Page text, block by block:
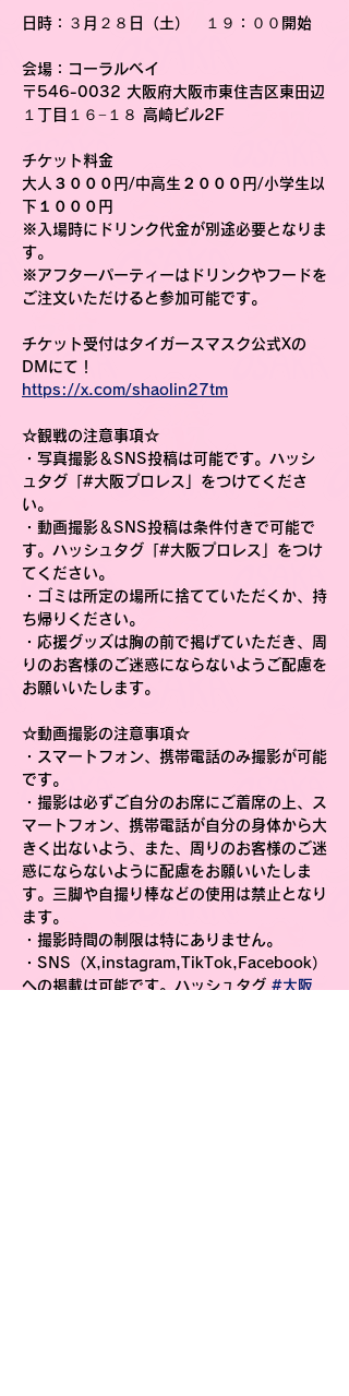
日時 ：３月２８日（土）　１９：００開始
会場 ：コーラルベイ
〒546-0032 大阪府大阪市東住吉区東田辺
１丁目１６−１８ 高崎ビル2F
チケット料金
大人３０００円/中高生２０００円/小学生以
下１０００円
※入場時にドリンク代金が別途必要となりま
す。
※アフターパーティーはドリンクやフードを
ご注文いただけると参加可能です。
チケット受付はタイガースマスク公式Xの
DMにて！
https://x.com/shaolin27tm
☆観戦の注意事項☆
・写真撮影＆SNS投稿は可能です。ハッシ
ュタグ「#大阪プロレス」をつけてくださ
い。
・動画撮影＆SNS投稿は条件付きで可能で
す。ハッシュタグ「#大阪プロレス」をつけ
てください。
・ゴミは所定の場所に捨てていただくか、持
ち帰りください。
・応援グッズは胸の前で掲げていただき、周
りのお客様のご迷惑にならないようご配慮を
お願いいたします。
☆動画撮影の注意事項☆
・スマートフォン、携帯電話のみ撮影が可能
です。
・撮影は必ずご自分のお席にご着席の上、ス
マートフォン、携帯電話が自分の身体から大
きく出ないよう、また、周りのお客様のご迷
惑にならないように配慮をお願いいたしま
す。三脚や自撮り棒などの使用は禁止となり
ます。
・撮影時間の制限は特にありません。
・SNS（X,instagram,TikTok,Facebook）
への掲載は可能です。ハッシュタグ #大阪